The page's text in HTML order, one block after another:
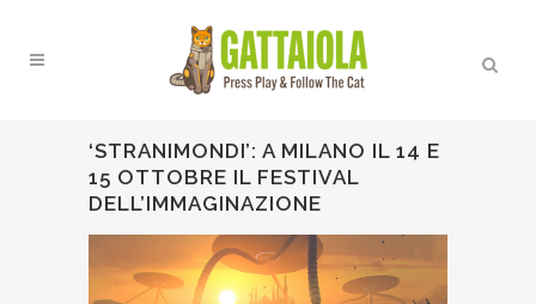
‘STRANIMONDI’: A MILANO IL 14 E
15 OTTOBRE IL FESTIVAL
DELL’IMMAGINAZIONE